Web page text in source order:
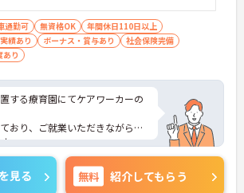
通勤可 無資格OK
年間休日110日以上
績あり
ボーナス・賞与あり
社会保険完備
あり
する療育園にてケアワーカーの
おり、ご就業いただきながら勉
。
面接対策ポイントなど、さらに
ますのでお気軽にご相談くださ
見る 無料 紹介してもらう